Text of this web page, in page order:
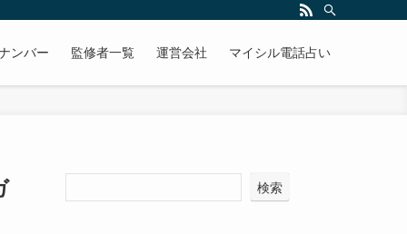
ンバー 監修者一覧 運営会社 マイシル電話占い
検索